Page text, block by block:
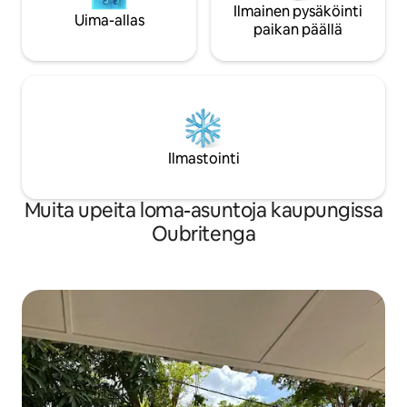
Uima-allas
Ilmainen pysäköinti
paikan päällä
Ilmastointi
Muita upeita loma-asuntoja kaupungissa
Oubritenga